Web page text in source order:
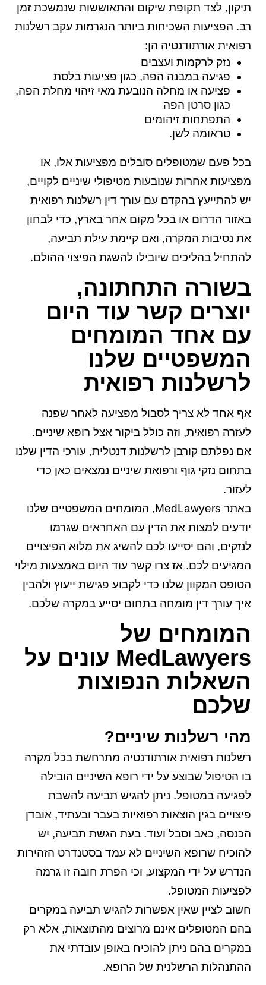
תיקון, לצד תקופת שיקום והתאוששות שנמשכת זמן
רב. הפציעות השכיחות ביותר הנגרמות עקב רשלנות
רפואית אורתודנטיה הן:
נזק לרקמות ועצבים
פגיעה במבנה הפה, כגון פציעות בלסת
פציעה או מחלה הנובעת מאי זיהוי מחלת הפה,
כגון סרטן הפה
התפתחות זיהומים
טראומה לשן.
בכל פעם שמטופלים סובלים מפציעות אלו, או
מפציעות אחרות שנובעות מטיפולי שיניים לקויים,
יש להתייעץ בהקדם עם עורך דין רשלנות רפואית
באזור הדרום או בכל מקום אחר בארץ, כדי לבחון
את נסיבות המקרה, ואם קיימת עילת תביעה,
להתחיל בהליכים שיובילו להשגת הפיצוי ההולם.
בשורה התחתונה,
יוצרים קשר עוד היום
עם אחד המומחים
המשפטיים שלנו
לרשלנות רפואית
אף אחד לא צריך לסבול מפציעה לאחר שפנה
לעזרה רפואית, וזה כולל ביקור אצל רופא שיניים.
אם נפלתם קורבן לרשלנות דנטלית, עורכי הדין שלנו
בתחום נזקי גוף ורפואת שיניים נמצאים כאן כדי
לעזור.
באתר MedLawyers, המומחים המשפטיים שלנו
יודעים למצות את הדין עם האחראים שגרמו
לנזקים, והם יסייעו לכם להשיג את מלוא הפיצויים
המגיעים לכם. אז צרו קשר עוד היום באמצעות מילוי
הטופס המקוון שלנו כדי לקבוע פגישת ייעוץ ולהבין
איך עורך דין מומחה בתחום יסייע במקרה שלכם.
המומחים של
MedLawyers עונים על
השאלות הנפוצות
שלכם
מהי רשלנות שיניים?
רשלנות רפואית אורתודנטיה מתרחשת בכל מקרה
בו הטיפול שבוצע על ידי רופא השיניים הובילה
לפגיעה במטופל. ניתן להגיש תביעה להשבת
פיצויים בגין הוצאות רפואיות בעבר ובעתיד, אובדן
הכנסה, כאב וסבל ועוד. בעת הגשת תביעה, יש
להוכיח שרופא השיניים לא עמד בסטנדרט הזהירות
הנדרש על ידי המקצוע, וכי הפרת חובה זו גרמה
לפציעות המטופל.
חשוב לציין שאין אפשרות להגיש תביעה במקרים
בהם המטופלים אינם מרוצים מהתוצאות, אלא רק
במקרים בהם ניתן להוכיח באופן עובדתי את
ההתנהלות הרשלנית של הרופא.